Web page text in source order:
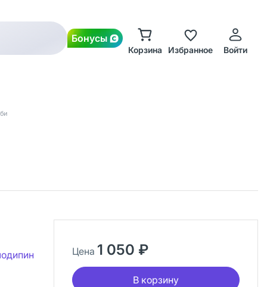
Бонусы
Корзина Избранное Войти
Цена 1 050 ₽
В корзину